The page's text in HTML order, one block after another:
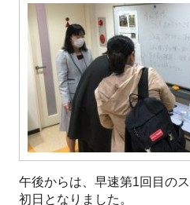
午後からは、早速第1回目の
初日となりました。